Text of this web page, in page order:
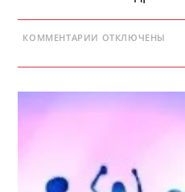
КОММЕНТАРИИ К
ДНЕМ
ОТКЛЮЧЕНЫ